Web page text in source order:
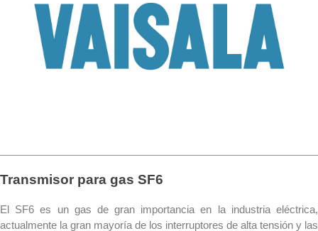
Transmisor para gas SF6
El SF6 es un gas de gran importancia en la industria eléctrica,
actualmente la gran mayoría de los interruptores de alta tensión y las